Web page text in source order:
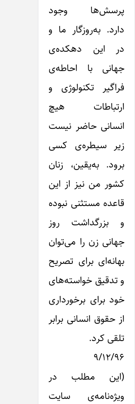
پرسش‌ها وجود
دارد. به‌روزگار ما و
در این دهکده‌ی
جهانی با احاطه‌ی
فراگیر تکنولوژی و
ارتباطات هیچ
انسانی حاضر نیست
زیر سیطره‌ی کسی
برود. به‌یقین، زنان
کشور من نیز از این
قاعده مستثنی نبوده
و بزرگداشت روز
جهانی زن را می‌توان
بهانه‌ای برای تصریح
و تدقیق خواسته‌های
خود برای برخورداری
از حقوق انسانی برابر
تلقی کرد.
۹/۱۲/۹۶
(این مطلب در
ویژه‌نامه‌ی سایت